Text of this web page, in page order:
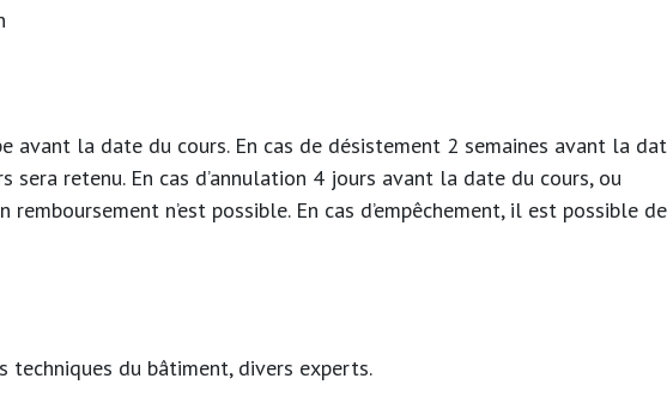
avant la date du cours. En cas de désistement 2 semaines avant la
sera retenu. En cas d’annulation 4 jours avant la date du cours, ou
remboursement n’est possible. En cas d’empêchement, il est possible de
techniques du bâtiment, divers experts.